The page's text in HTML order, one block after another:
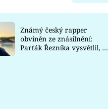
Známý český rapper
obviněn ze znásilnění:
Parťák Řezníka vysvětlil, co